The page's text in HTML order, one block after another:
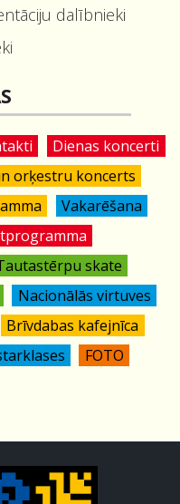
dalībnieki
Dienas koncerti
orķestru koncerts
Vakarēšana
skate
Nacionālās virtuves
Brīvdabas kafejnīca
FOTO